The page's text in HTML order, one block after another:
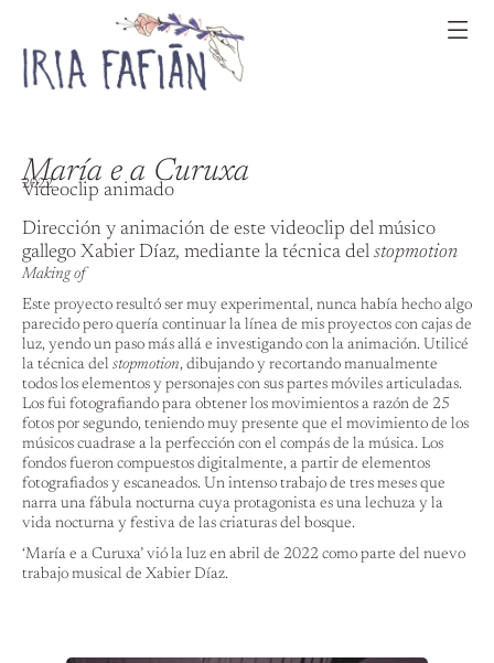
María e a Curuxa
2022
Vídeoclip animado
Dirección y animación de este videoclip del músico
gallego Xabier Díaz, mediante la técnica del stopmotion
Making of
Este proyecto resultó ser muy experimental, nunca había hecho algo
parecido pero quería continuar la línea de mis proyectos con cajas de
luz, yendo un paso más allá e investigando con la animación. Utilicé
la técnica del stopmotion, dibujando y recortando manualmente
todos los elementos y personajes con sus partes móviles articuladas.
Los fui fotografiando para obtener los movimientos a razón de 25
fotos por segundo, teniendo muy presente que el movimiento de los
músicos cuadrase a la perfección con el compás de la música. Los
fondos fueron compuestos digitalmente, a partir de elementos
fotografiados y escaneados. Un intenso trabajo de tres meses que
narra una fábula nocturna cuya protagonista es una lechuza y la
vida nocturna y festiva de las criaturas del bosque.
‘María e a Curuxa’ vió la luz en abril de 2022 como parte del nuevo
trabajo musical de Xabier Díaz.